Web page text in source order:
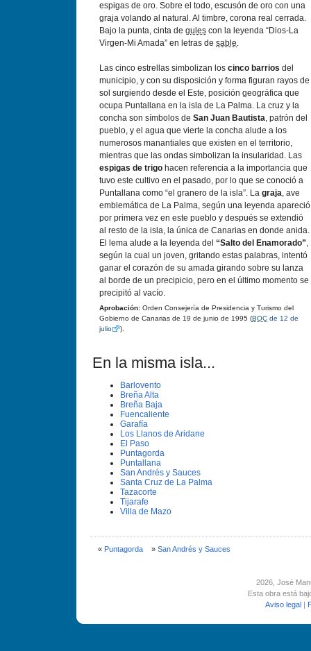
espigas de oro. Sobre el todo, escusón de oro con una
graja volando al natural. Al timbre, corona real cerrada.
Bajo la punta, cinta de gules con la leyenda “Dios-La
Virgen-Mi Amada” en letras de sable.
Las cinco estrellas simbolizan los cinco barrios del
municipio, y con su disposición y forma figuran rayos de
sol surgiendo desde el Este, posición geográfica que
ocupa Puntallana en la isla de La Palma. La cruz y la
concha son símbolos de San Juan Bautista, patrón del
pueblo, y el agua que vierte la concha alude a los
numerosos manantiales que existen en el territorio,
mientras que las ondas simbolizan la insularidad. Las
espigas de trigo hacen referencia a la importancia que
tuvo este cultivo en el pasado, por lo que se conoció a
Puntallana como “el granero de la isla”. La graja, ave
emblemática de La Palma, según una leyenda apareció
por primera vez en este pueblo y después se extendió
al resto de la isla, la única de Canarias en donde anida.
El lema alude a la leyenda del “Salto del Enamorado”,
según la cual un joven, gritando estas palabras, intentó
ganar el corazón de su amada girando sobre su lanza
al borde de un precipicio, pero en el último momento se
precipitó al vacío.
Aprobación: Orden Consejería de Presidencia y Turismo del
Gobierno de Canarias de 19 de junio de 1995 (BOC de 12 de
julio
).
En la misma isla...
Barlovento
Breña Alta
Breña Baja
Fuencaliente
Garafí­a
Los Llanos de Aridane
El Paso
Puntagorda
Puntallana
San Andrés y Sauces
Santa Cruz de La Palma
Tazacorte
Tijarafe
Villa de Mazo
« Puntagorda» San Andrés y Sauces
2026, José
Esta obra está
Aviso legal |